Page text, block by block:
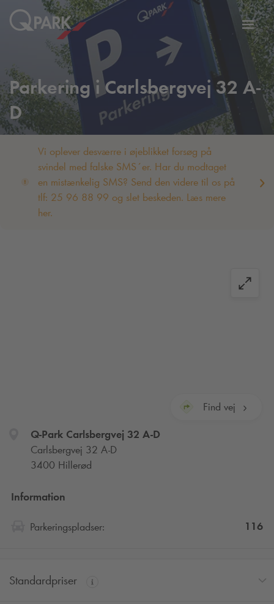
Slå
til
Parkering i Carlsbergvej 32 A-
D
Vi oplever desværre i øjeblikket forsøg på
svindel med falske SMS´er. Har du modtaget
en mistænkelig SMS? Send den videre til os på
tlf: 25 96 88 99 og slet beskeden. Læs mere
her.
Find vej
Q-ParkCarlsbergvej 32 A-D
Carlsbergvej 32 A-D
3400 Hillerød
Information
Parkeringspladser: 116
Standardpriser